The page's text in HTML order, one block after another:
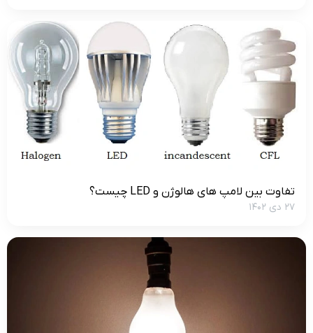
تفاوت بین لامپ های هالوژن و LED چیست؟
۲۷ دی ۱۴۰۲